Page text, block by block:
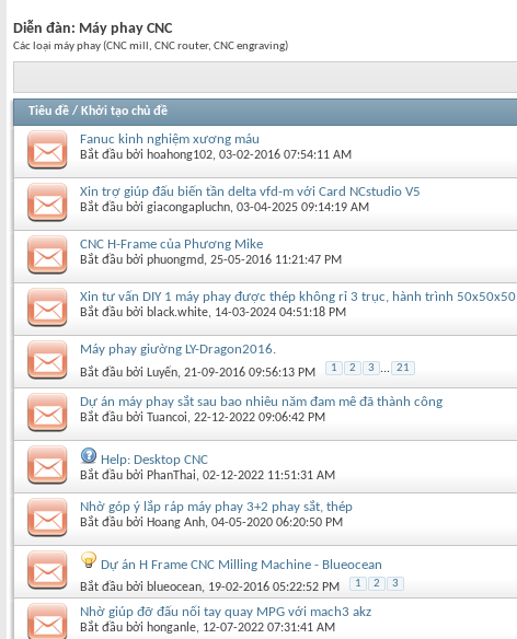
Diễn đàn: Máy phay CNC
Các loại máy phay (CNC mill, CNC router, CNC engraving)
Tiêu đề / Khởi tạo chủ đề
Fanuc kinh nghiệm xương máu
Bắt đầu bởi hoahong102‎, 03-02-2016 07:54:11 AM
Xin trợ giúp đấu biến tần delta vfd-m với Card NCstudio V5
Bắt đầu bởi giacongapluchn‎, 03-04-2025 09:14:19 AM
CNC H-Frame của Phương Mike
Bắt đầu bởi phuongmd‎, 25-05-2016 11:21:47 PM
Xin tư vấn DIY 1 máy phay được thép không rỉ 3 trục, hành trình 50x50x50
Bắt đầu bởi black.white‎, 14-03-2024 04:51:18 PM
Máy phay giường LY-Dragon2016.
Bắt đầu bởi Luyến‎, 21-09-2016 09:56:13 PM 1 2 3 ... 21
Dự án máy phay sắt sau bao nhiêu năm đam mê đã thành công
Bắt đầu bởi Tuancoi‎, 22-12-2022 09:06:42 PM
Help: Desktop CNC
Bắt đầu bởi PhanThai‎, 02-12-2022 11:51:31 AM
Nhờ góp ý lắp ráp máy phay 3+2 phay sắt, thép
Bắt đầu bởi Hoang Anh‎, 04-05-2020 06:20:50 PM
Dự án H Frame CNC Milling Machine - Blueocean
Bắt đầu bởi blueocean‎, 19-02-2016 05:22:52 PM 1 2 3
Nhờ giúp đỡ đấu nối tay quay MPG với mach3 akz
Bắt đầu bởi honganle‎, 12-07-2022 07:31:41 AM